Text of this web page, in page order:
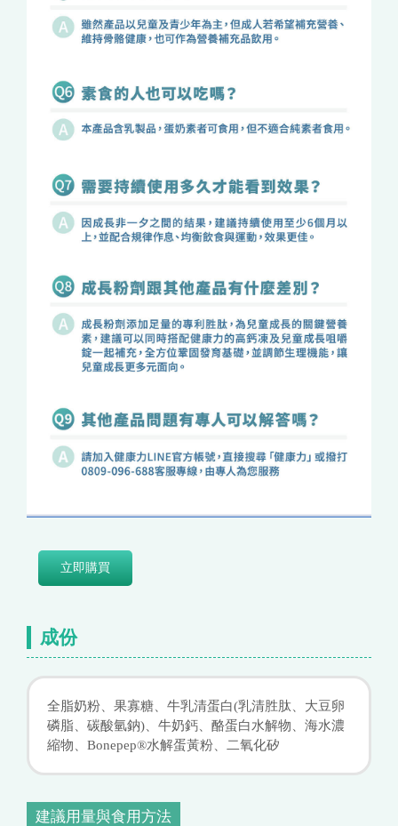
立即購買
成份
全脂奶粉、果寡糖、牛乳清蛋白(乳清胜肽、大豆卵
磷脂、碳酸氫鈉)、牛奶鈣、酪蛋白水解物、海水濃
縮物、Bonepep®水解蛋黃粉、二氧化矽
建議用量與食用方法